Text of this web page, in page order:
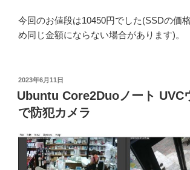
今回のお値段は10450円でした(SSDの価
め同じ金額にならない場合があります)。
投
稿
日:
2023年6月11日
Ubuntu Core2Duoノート UVC
で防犯カメラ